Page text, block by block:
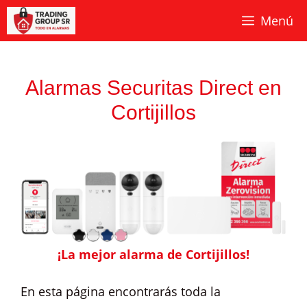
Saltar
contenido
Menú
Alarmas Securitas Direct en
Cortijillos
¡La mejor alarma de Cortijillos!
En esta página encontrarás toda la